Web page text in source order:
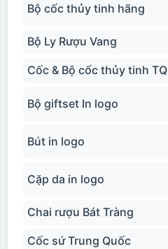
Bộ cốc thủy tinh hãng
Bộ Ly Rượu Vang
Cốc & Bộ cốc thủy tinh TQ
Bộ giftset In logo
Bút in logo
Cặp da in logo
Chai rượu Bát Tràng
Cốc sứ Trung Quốc